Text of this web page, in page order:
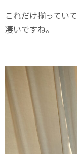
これだけ揃っていて
凄いですね。